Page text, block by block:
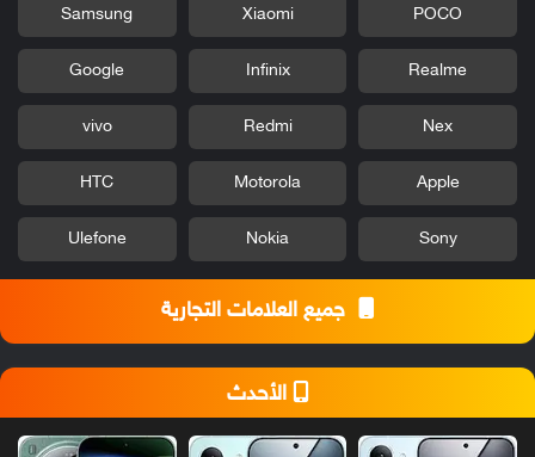
POCO
Xiaomi
Samsung
Realme
Infinix
Google
Nex
Redmi
vivo
Apple
Motorola
HTC
Sony
Nokia
Ulefone
جميع العلامات التجارية
الأحدث